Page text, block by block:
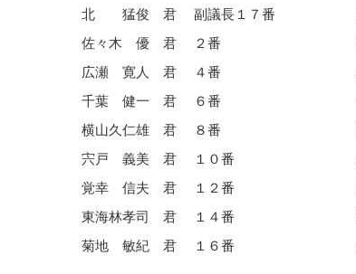
北 猛俊 君 副議長１７番
佐々木 優 君 ２番
広瀬 寛人 君 ４番
千葉 健一 君 ６番
横山久仁雄 君 ８番
宍戸 義美 君 １０番
覚幸 信夫 君 １２番
東海林孝司 君 １４番
菊地 敏紀 君 １６番